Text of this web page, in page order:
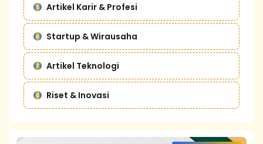
Artikel Karir & Profesi
Startup & Wirausaha
Artikel Teknologi
Riset & Inovasi